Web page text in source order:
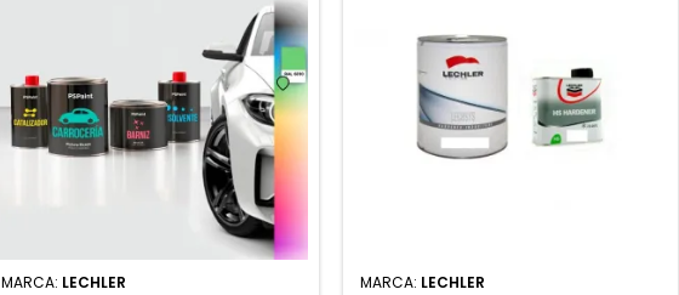
MARCA: LECHLER MARCA: LECHLER